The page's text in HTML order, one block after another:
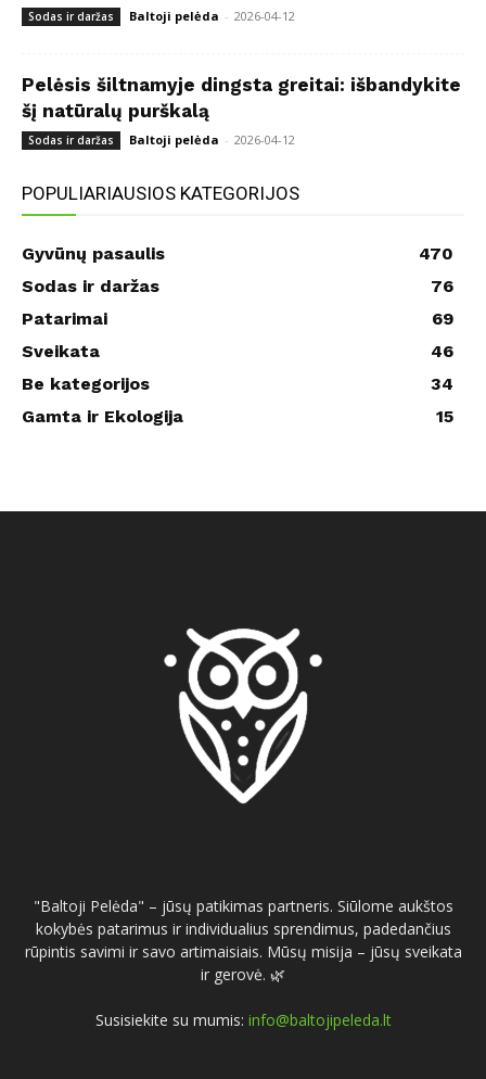
Sodas ir daržas Baltoji pelėda - 2026-04-12
Pelėsis šiltnamyje dingsta greitai: išbandykite
šį natūralų purškalą
Sodas ir daržas Baltoji pelėda - 2026-04-12
POPULIARIAUSIOS KATEGORIJOS
Gyvūnų pasaulis
470
Sodas ir daržas
76
Patarimai
69
Sveikata
46
Be kategorijos
34
Gamta ir Ekologija
15
"Baltoji Pelėda" – jūsų patikimas partneris. Siūlome aukštos
kokybės patarimus ir individualius sprendimus, padedančius
rūpintis savimi ir savo artimaisiais. Mūsų misija – jūsų sveikata
ir gerovė. 🌿
Susisiekite su mumis: info@baltojipeleda.lt